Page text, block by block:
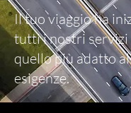
Il tuo viaggio ha
tutti i nostri servizi
quello più adatto
esigenze.